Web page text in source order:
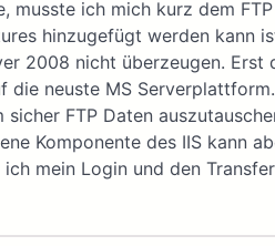
musste ich mich kurz dem
hinzugefügt werden kann
2008 nicht überzeugen. Erst
die neuste MS
sicher FTP Daten
Komponente des IIS kann
ich mein Login und den